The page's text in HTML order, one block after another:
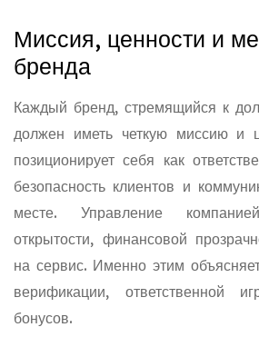
Миссия, ценности и
бренда
Каждый бренд, стремящийся к
должен иметь четкую миссию и
позиционирует себя как
безопасность клиентов и
месте. Управление
открытости, финансовой
на сервис. Именно этим
верификации, ответственной
бонусов.